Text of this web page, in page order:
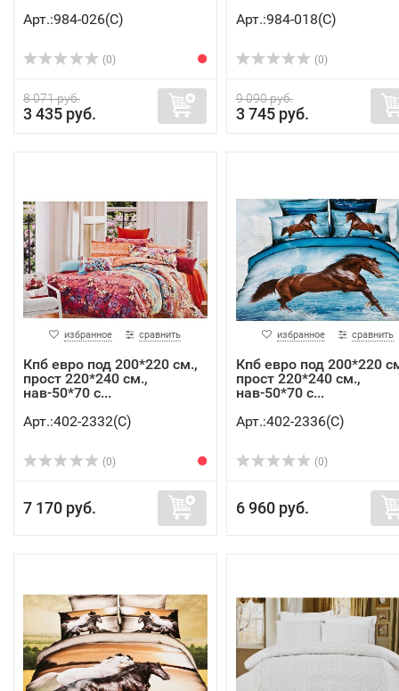
Арт.:984-026(C)
(0)
8 071 руб.
3 435 руб.
Арт.:984-018(C)
(0)
9 090 руб.
3 745 руб.
избранное сравнить
Кпб евро под 200*220 см.,
прост 220*240 см.,
нав-50*70 с...
Арт.:402-2332(C)
(0)
7 170 руб.
избранное сравнить
Кпб евро под 200*220
прост 220*240 см.,
нав-50*70 с...
Арт.:402-2336(C)
(0)
6 960 руб.